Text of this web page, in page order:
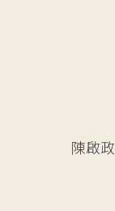
陳啟政